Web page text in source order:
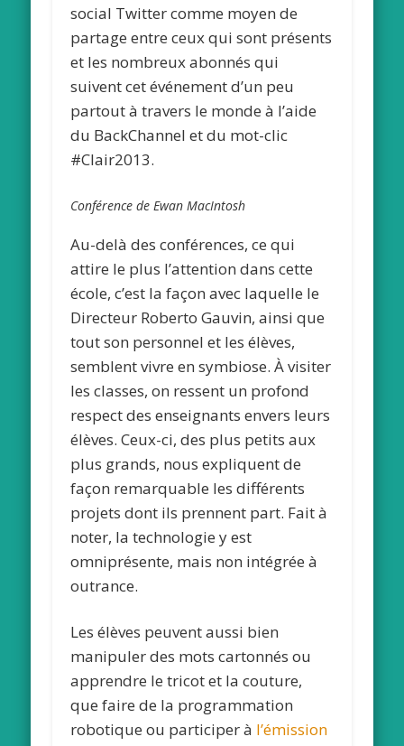
social Twitter comme moyen de
partage entre ceux qui sont présents
et les nombreux abonnés qui
suivent cet événement d’un peu
partout à travers le monde à l’aide
du BackChannel et du mot-clic
#Clair2013.
Conférence de Ewan MacIntosh
Au-delà des conférences, ce qui
attire le plus l’attention dans cette
école, c’est la façon avec laquelle le
Directeur Roberto Gauvin, ainsi que
tout son personnel et les élèves,
semblent vivre en symbiose. À visiter
les classes, on ressent un profond
respect des enseignants envers leurs
élèves. Ceux-ci, des plus petits aux
plus grands, nous expliquent de
façon remarquable les différents
projets dont ils prennent part. Fait à
noter, la technologie y est
omniprésente, mais non intégrée à
outrance.
Les élèves peuvent aussi bien
manipuler des mots cartonnés ou
apprendre le tricot et la couture,
que faire de la programmation
robotique ou participer à l’émission